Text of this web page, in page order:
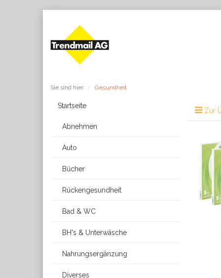
Sie sind hier: Gesundheit
Startseite
Abnehmen
Auto
Bücher
Rückengesundheit
Bad & WC
BH's & Unterwäsche
Nahrungsergänzung
Diverses
Zur